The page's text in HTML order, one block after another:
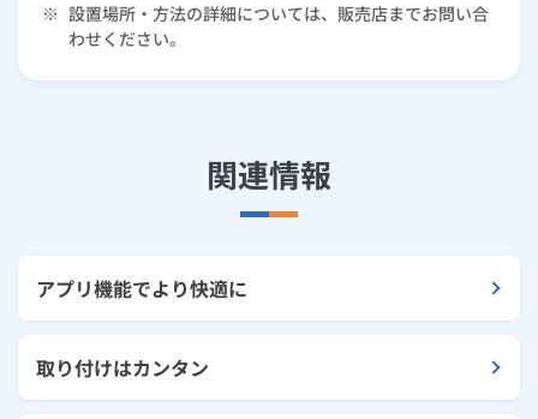
※ 設置場所・方法の詳細については、販売店までお問い合
わせください。
関連情報
アプリ機能でより快適に
取り付けはカンタン